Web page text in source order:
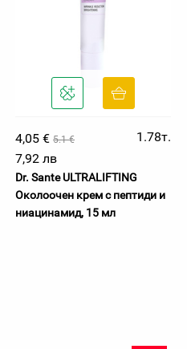
4,05 € 5.1 €
1.78т.
7,92 лв
Dr. Sante ULTRALIFTING
Околоочен крем с пептиди и
ниацинамид, 15 мл